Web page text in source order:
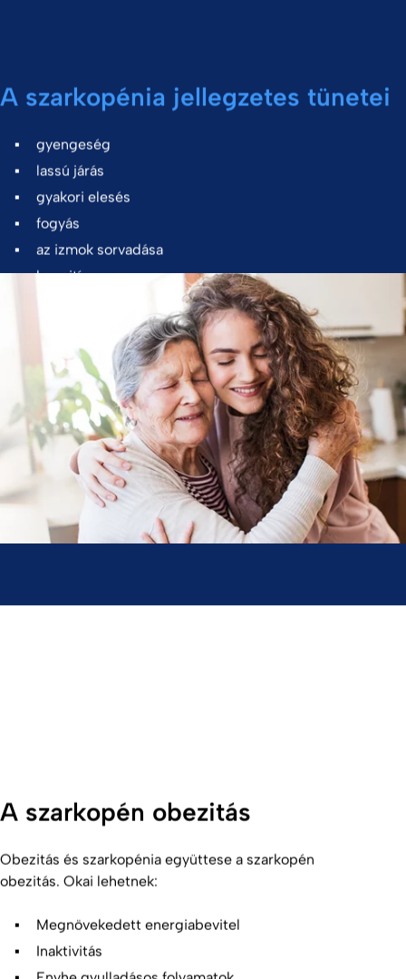
A szarkopénia jellegzetes tünetei
gyengeség
lassú járás
gyakori elesés
fogyás
az izmok sorvadása
kognitív zavar
A szarkopén obezitás
Obezitás és szarkopénia együttese a szarkopén
obezitás. Okai lehetnek:
Megnövekedett energiabevitel
Inaktivitás